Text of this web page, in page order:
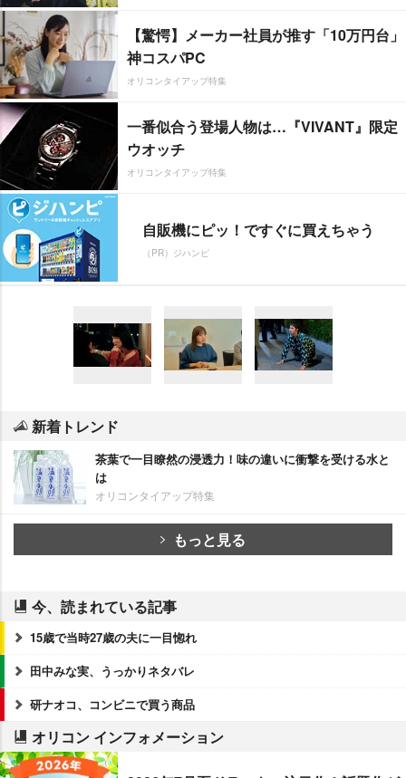
【驚愕】メーカー社員が推す「10万円台」
神コスパPC
オリコンタイアップ特集
一番似合う登場人物は…『VIVANT』限定
ウオッチ
オリコンタイアップ特集
自販機にピッ！ですぐに買えちゃう
（PR）ジハンピ
新着トレンド
茶葉で一目瞭然の浸透力！味の違いに衝撃を受ける水と
は
オリコンタイアップ特集
もっと見る
今、読まれている記事
15歳で当時27歳の夫に一目惚れ
田中みな実、うっかりネタバレ
研ナオコ、コンビニで買う商品
オリコン インフォメーション